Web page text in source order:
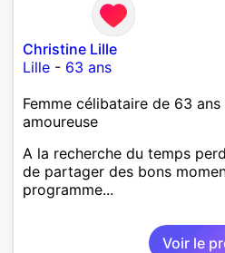
Christine Lille
Lille - 63 ans
Femme célibataire de 63
amoureuse
A la recherche du temps
de partager des bons
programme...
Voir le